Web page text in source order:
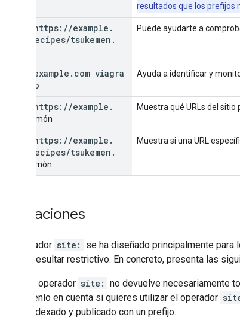
resultados que los prefijos
site:https: //example .
recipes/tsukemen .
Puede ayudarte a
site:example . com viagra
casino
Ayuda a identificar y
site:https: //example .
limón
Muestra qué URLs del
site:https: //example .
recipes/tsukemen .
limón
Muestra si una URL
Limitaciones
El operador site:
se ha diseñado principalmente
podría resultar restrictivo. En concreto, presenta las
El operador site: no devuelve necesariamente
Tenlo en cuenta si quieres utilizar el operador
indexado y publicado con un prefijo.